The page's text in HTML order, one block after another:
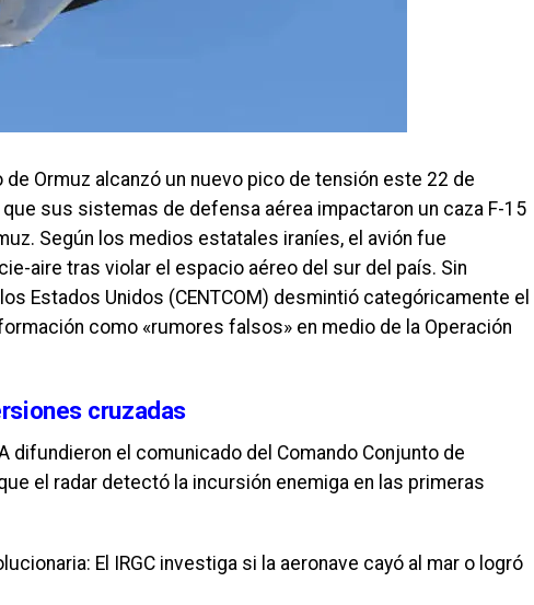
de Ormuz alcanzó un nuevo pico de tensión este 22 de
sus sistemas de defensa aérea impactaron un caza F-15
Según los medios estatales iraníes, el avión fue
aire tras violar el espacio aéreo del sur del país. Sin
Estados Unidos (CENTCOM) desmintió categóricamente el
como «rumores falsos» en medio de la Operación
cruzadas
difundieron el comunicado del Comando Conjunto de
el radar detectó la incursión enemiga en las primeras
El IRGC investiga si la aeronave cayó al mar o logró